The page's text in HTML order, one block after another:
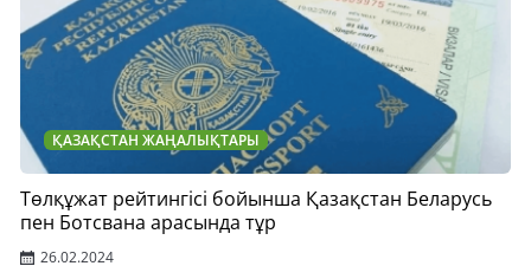
ҚАЗАҚСТАН ЖАҢАЛЫҚТАРЫ
Төлқұжат рейтингісі бойынша Қазақстан Беларусь
пен Ботсвана арасында тұр
26.02.2024